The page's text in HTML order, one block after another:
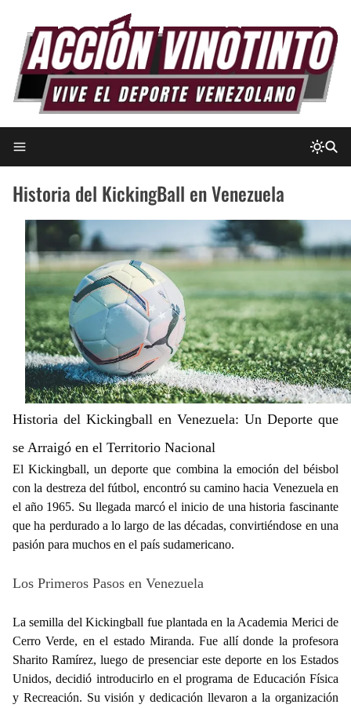
Historia del KickingBall en Venezuela
Historia del Kickingball en Venezuela: Un Deporte que
se Arraigó en el Territorio Nacional
El Kickingball, un deporte que combina la emoción del béisbol
con la destreza del fútbol, encontró su camino hacia Venezuela en
el año 1965. Su llegada marcó el inicio de una historia fascinante
que ha perdurado a lo largo de las décadas, convirtiéndose en una
pasión para muchos en el país sudamericano.
Los Primeros Pasos en Venezuela
La semilla del Kickingball fue plantada en la Academia Merici de
Cerro Verde, en el estado Miranda. Fue allí donde la profesora
Sharito Ramírez, luego de presenciar este deporte en los Estados
Unidos, decidió introducirlo en el programa de Educación Física
y Recreación. Su visión y dedicación llevaron a la organización